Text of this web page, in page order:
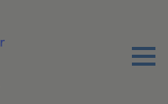
Menu